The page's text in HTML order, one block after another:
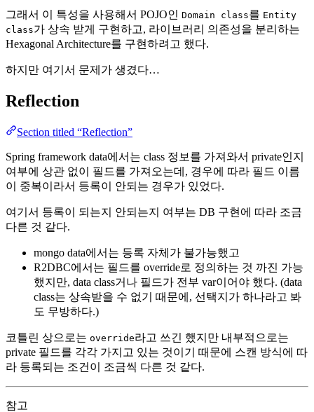
그래서 이 특성을 사용해서 POJO인 Domain class를 Entity
class가 상속 받게 구현하고, 라이브러리 의존성을 분리하는
Hexagonal Architecture를 구현하려고 했다.
하지만 여기서 문제가 생겼다…
Reflection
Section titled “Reflection”
Spring framework data에서는 class 정보를 가져와서 private인지
여부에 상관 없이 필드를 가져오는데, 경우에 따라 필드 이름
이 중복이라서 등록이 안되는 경우가 있었다.
여기서 등록이 되는지 안되는지 여부는 DB 구현에 따라 조금
다른 것 같다.
mongo data에서는 등록 자체가 불가능했고
R2DBC에서는 필드를 override로 정의하는 것 까진 가능
했지만, data class거나 필드가 전부 var이어야 했다. (data
class는 상속받을 수 없기 때문에, 선택지가 하나라고 봐
도 무방하다.)
코틀린 상으로는 override라고 쓰긴 했지만 내부적으로는
private 필드를 각각 가지고 있는 것이기 때문에 스캔 방식에 따
라 등록되는 조건이 조금씩 다른 것 같다.
참고